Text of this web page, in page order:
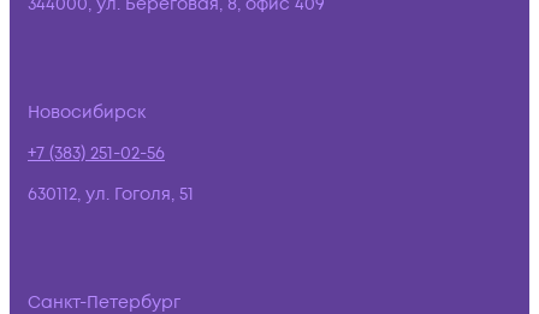
Новосибирск
+7 (383) 251-02-56
630112, ул. Гоголя, 51
Санкт-Петербург